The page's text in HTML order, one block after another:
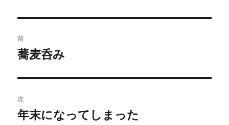
稿
ビ
ゲ
前
前
投
稿:
蕎麦呑み
次
次
年末になってしまった